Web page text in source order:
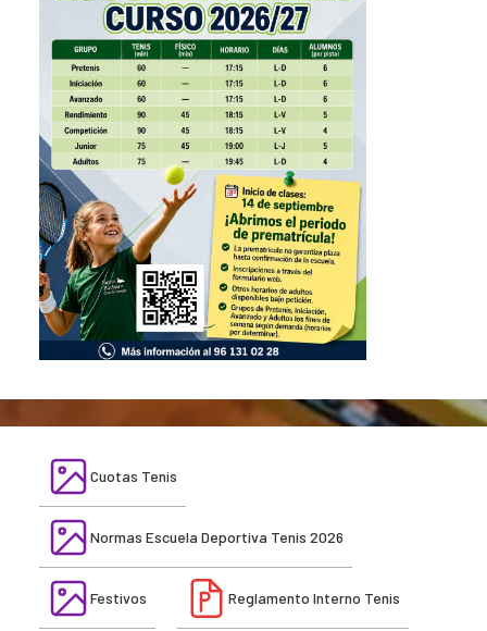
Cuotas Tenis
Normas Escuela Deportiva Tenis 2026
Festivos Reglamento Interno Tenis